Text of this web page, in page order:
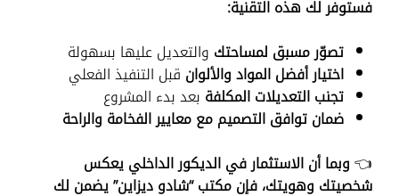
فستوفر لك هذه التقنية:
تصوّر مسبق لمساحتك والتعديل عليها بسهولة
اختيار أفضل المواد والألوان قبل التنفيذ الفعلي
تجنب التعديلات المكلفة بعد بدء المشروع
ضمان توافق التصميم مع معايير الفخامة والراحة
👈وبما أن الاستثمار في الديكور الداخلي يعكس
شخصيتك وهويتك، فإن مكتب “شادو ديزاين” يضمن لك